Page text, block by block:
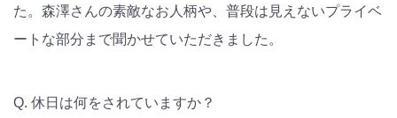
た。森澤さんの素敵なお人柄や、普段は見えないプライベ
ートな部分まで聞かせていただきました。
Q. 休日は何をされていますか？